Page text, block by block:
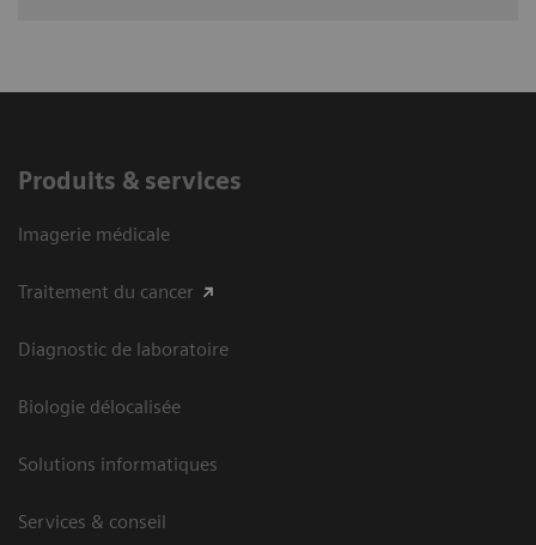
Produits & services
Imagerie médicale
Traitement du cancer
Diagnostic de laboratoire
Biologie délocalisée
Solutions informatiques
Services & conseil